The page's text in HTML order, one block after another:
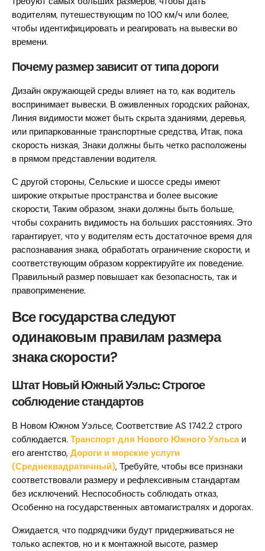
водителям, путешествующим по 100 км/ч или более,
чтобы идентифицировать и реагировать на вывески во
времени.
Почему размер зависит от типа дороги
Дизайн окружающей среды влияет на то, как водитель
воспринимает вывески. В оживленных городских районах,
Линия видимости может быть скрыта зданиями, деревья,
или припаркованные транспортные средства, Итак, пока
скорость низкая, Знаки должны быть четко расположены
в прямом представлении водителя.
С другой стороны, Сельские и шоссе среды имеют
широкие открытые пространства и более высокие
скорости, Таким образом, знаки должны быть больше,
чтобы сохранить видимость на больших расстояниях. Это
гарантирует, что у водителям есть достаточное время для
распознавания знака, обработать ограничение скорости, и
соответствующим образом корректируйте их поведение.
Правильный размер повышает как безопасность, так и
правоприменение.
Все государства следуют
одинаковым правилам размера
знака скорости?
Штат Новый Южный Уэльс: Строгое
соблюдение стандартов
В Новом Южном Уэльсе, Соответствие AS 1742.2 строго
соблюдается. Транспорт для Нового Южного Уэльсаи
его агентство, Дороги и морские услуги
(Среднеквадратичный), Требуйте, чтобы все признаки
соответствовали размеру и рефлексивным стандартам
без исключений. Неспособность соблюдать отказ,
Особенно на государственных автомагистралях и дорогах.
Ожидается, что подрядчики будут придерживаться не
только аспектов, но и к монтажной высоте, размер